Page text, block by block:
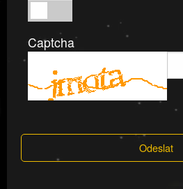
v
dobré
informace
v
Captcha
Odeslat